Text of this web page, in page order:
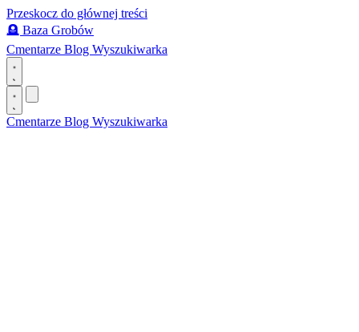
Przeskocz do głównej treści
🪦 Baza Grobów
Cmentarze Blog Wyszukiwarka
Cmentarze Blog Wyszukiwarka